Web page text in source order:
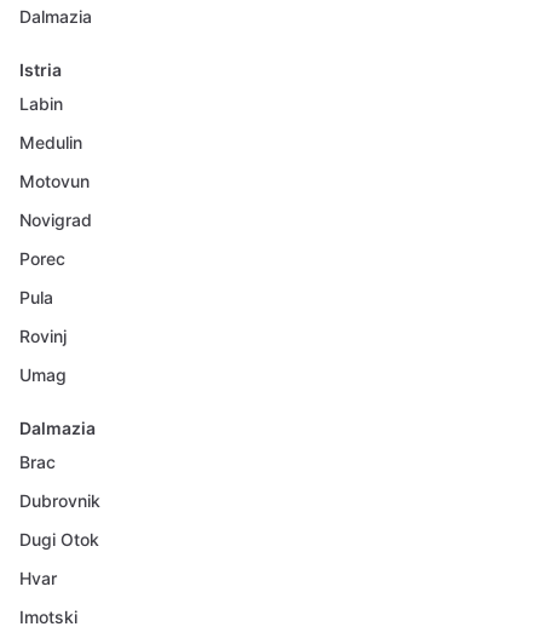
Dalmazia
Istria
Labin
Medulin
Motovun
Novigrad
Porec
Pula
Rovinj
Umag
Dalmazia
Brac
Dubrovnik
Dugi Otok
Hvar
Imotski